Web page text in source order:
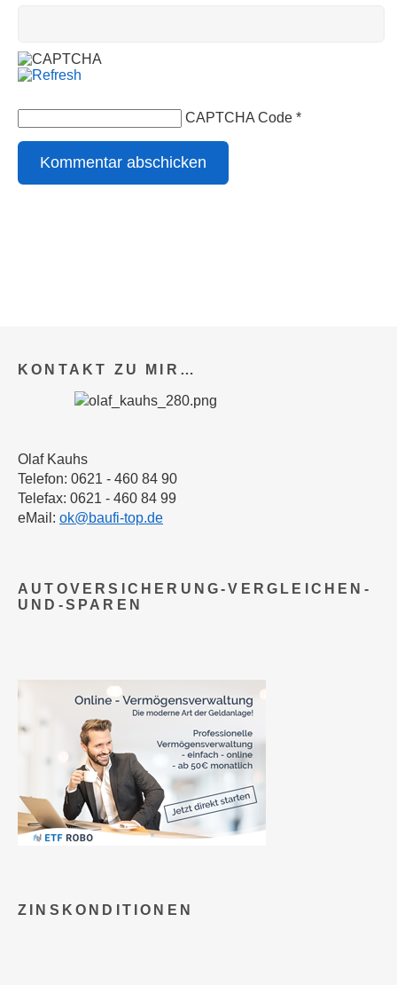
CAPTCHA Code *
KONTAKT ZU MIR…
Olaf Kauhs
Telefon: 0621 - 460 84 90
Telefax: 0621 - 460 84 99
eMail: ok@baufi-top.de
AUTOVERSICHERUNG-VERGLEICHEN-
UND-SPAREN
ZINSKONDITIONEN